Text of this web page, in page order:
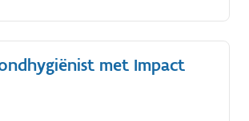
met Impact